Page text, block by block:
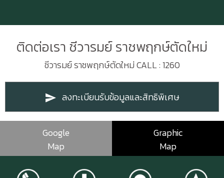
ติดต่อเรา ชีวารมย์ ราชพฤกษ์ตัดใหม่
ชีวารมย์ ราชพฤกษ์ตัดใหม่ CALL : 1260
ลงทะเบียนรับข้อมูลและสิทธิพิเศษ
Google
Map
Graphic
Map